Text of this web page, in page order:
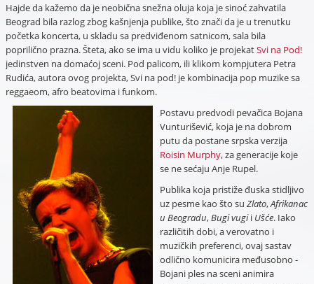
Hajde da kažemo da je neobična snežna oluja koja je sinoć zahvatila
Beograd bila razlog zbog kašnjenja publike, što znači da je u trenutku
početka koncerta, u skladu sa predviđenom satnicom, sala bila
poprilično prazna. Šteta, ako se ima u vidu koliko je projekatSvi na Pod!
jedinstven na domaćoj sceni. Pod palicom, ili klikom kompjutera Petra
Rudića, autora ovog projekta, Svi na pod! je kombinacija pop muzike sa
reggaeom, afro beatovima i funkom.
Postavu predvodi pevačica Bojana
Vunturišević, koja je na dobrom
putu da postane srpska verzija
Roisin Murphy, za generacije koje
se ne sećaju Anje Rupel.
Publika koja pristiže đuska stidljivo
uz pesme kao što su Zlato,Afrikanac
u Beogradu,Bugi vugii Ušće. Iako
različitih dobi, a verovatno i
muzičkih preferenci, ovaj sastav
odlično komunicira međusobno -
Bojani ples na sceni animira